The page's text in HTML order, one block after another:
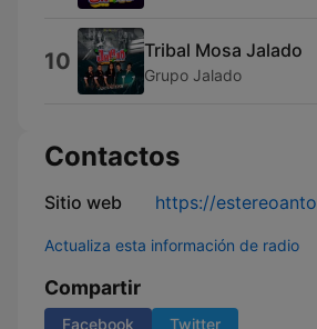
10 Tribal Mosa Jalado
Grupo Jalado
Contactos
Sitio web https://
Actualiza esta información de radio
Compartir
Facebook Twitter